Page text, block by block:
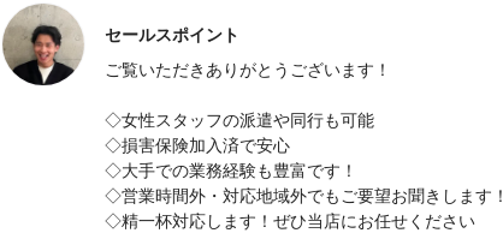
セールスポイント
ご覧いただきありがとうございます！
◇女性スタッフの派遣や同行も可能
◇損害保険加入済で安心
◇大手での業務経験も豊富です！
◇営業時間外・対応地域外でもご要望お聞きします！
◇精一杯対応します！ぜひ当店にお任せください